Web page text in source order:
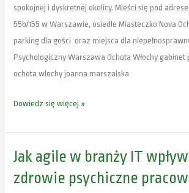
spokojnej i dyskretnej okolicy. Mieści się pod
55b/155 w Warszawie, osiedle Miasteczko Nova
parking dla gości oraz miejsca dla
Psychologiczny Warszawa Ochota Włochy
ochota wlochy joanna marszalska
Dowiedz się więcej »
Jak agile w branży IT
zdrowie psychiczne
Jak
agile